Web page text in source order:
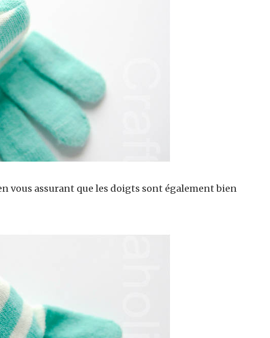
vous assurant que les doigts sont également bien